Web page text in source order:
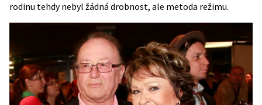
rodinu tehdy nebyl žádná drobnost, ale metoda režimu.